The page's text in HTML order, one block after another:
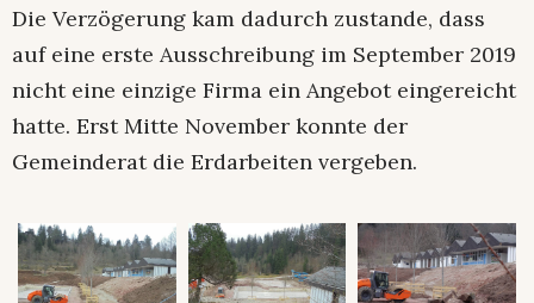
Die Verzögerung kam dadurch zustande, dass
auf eine erste Ausschreibung im September 2019
nicht eine einzige Firma ein Angebot eingereicht
hatte. Erst Mitte November konnte der
Gemeinderat die Erdarbeiten vergeben.